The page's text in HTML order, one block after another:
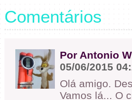
Comentários
Por Antonio
05/06/2015
Olá amigo.
Vamos lá... O